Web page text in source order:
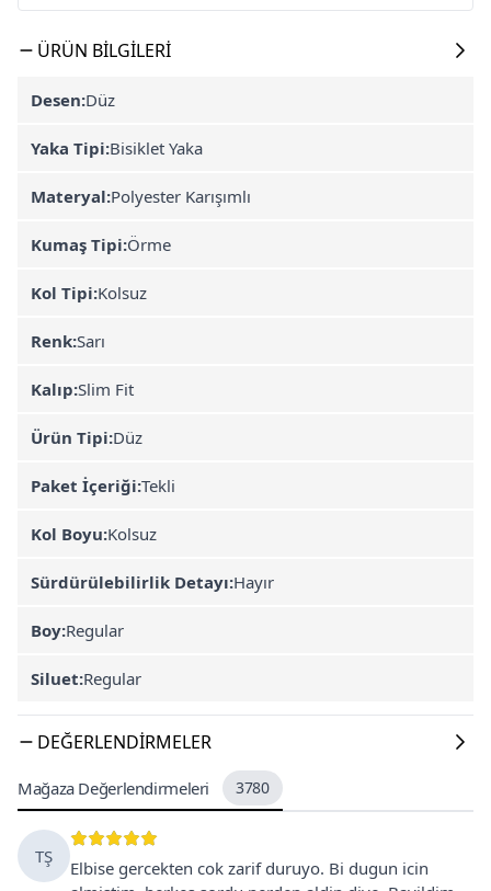
ÜRÜN BILGILERI
Desen:Düz
Yaka Tipi:Bisiklet Yaka
Materyal:Polyester Karışımlı
Kumaş Tipi:Örme
Kol Tipi:Kolsuz
Renk:Sarı
Kalıp:Slim Fit
Ürün Tipi:Düz
Paket İçeriği:Tekli
Kol Boyu:Kolsuz
Sürdürülebilirlik Detayı:Hayır
Boy:Regular
Siluet:Regular
DEĞERLENDIRMELER
Mağaza Değerlendirmeleri 3780
TŞ
Elbise gercekten cok zarif duruyo. Bi dugun icin